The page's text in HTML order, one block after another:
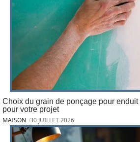
Choix du grain de ponçage pour
pour votre projet
MAISON 30 JUILLET 2026